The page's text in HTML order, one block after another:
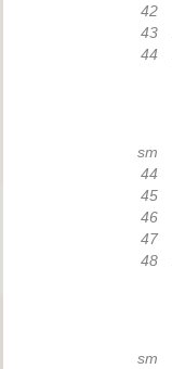
42
43
44
sm
44
45
46
47
48
sm